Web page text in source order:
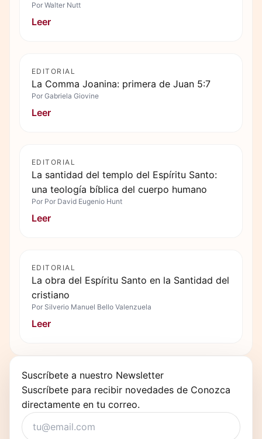
Por Walter Nutt
Leer
EDITORIAL
La Comma Joanina: primera de Juan 5:7
Por Gabriela Giovine
Leer
EDITORIAL
La santidad del templo del Espíritu Santo:
una teología bíblica del cuerpo humano
Por Por David Eugenio Hunt
Leer
EDITORIAL
La obra del Espíritu Santo en la Santidad del
cristiano
Por Silverio Manuel Bello Valenzuela
Leer
Suscríbete a nuestro Newsletter
Suscríbete para recibir novedades de Conozca
directamente en tu correo.